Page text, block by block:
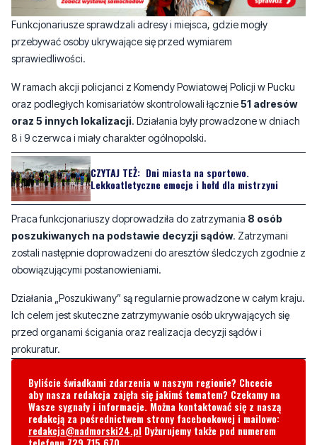
sprawiedliwości.
W ramach akcji policjanci z Komendy Powiatowej Policji w Pucku
oraz podległych komisariatów skontrolowali łącznie
8 i 9 czerwca i miały charakter ogólnopolski.
CZYTAJ TEŻ:Dni miasta na sportowo.
Lekkoatletyczne emocje i hołd dla mistrzyni
Praca funkcjonariuszy doprowadziła do zatrzymania
poszukiwanych na podstawie decyzji sądów. Zatrzymani
zostali następnie doprowadzeni do aresztów śledczych zgodnie z
obowiązującymi postanowieniami.
Działania „Poszukiwany” są regularnie prowadzone w całym kraju.
Ich celem jest skuteczne zatrzymywanie osób ukrywających się
prokuratur.
Byliście świadkami zdarzenia w naszym regionie? Chcecie
aby nasza redakcja zajęła się jakimś tematem? Czekamy na
Wasze sygnały i informacje. Można kontaktować się z naszą
redakcja@nadmorski24.plDyżurujemy także pod numerem
telefonu729 715 670.